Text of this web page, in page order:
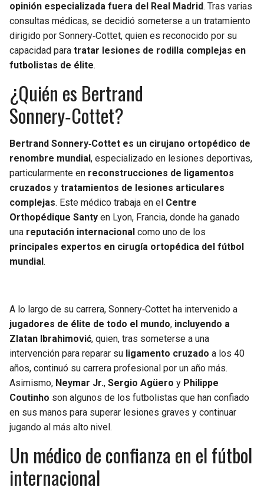
opinión especializada fuera del Real Madrid. Tras varias
consultas médicas, se decidió someterse a un tratamiento
dirigido por Sonnery‑Cottet, quien es reconocido por su
capacidad para tratar lesiones de rodilla complejas en
futbolistas de élite.
¿Quién es Bertrand
Sonnery‑Cottet?
Bertrand Sonnery‑Cottet es un cirujano ortopédico de
renombre mundial , especializado en lesiones deportivas,
particularmente en reconstrucciones de ligamentos
cruzados y tratamientos de lesiones articulares
complejas. Este médico trabaja en el Centre
Orthopédique Santy en Lyon, Francia, donde ha ganado
una reputación internacional como uno de los
principales expertos en cirugía ortopédica del fútbol
mundial .
A lo largo de su carrera, Sonnery‑Cottet ha intervenido a
jugadores de élite de todo el mundo, incluyendo a
Zlatan Ibrahimović, quien, tras someterse a una
intervención para reparar su ligamento cruzado a los 40
años, continuó su carrera profesional por un año más.
Asimismo, Neymar Jr., Sergio Agüero y Philippe
Coutinho son algunos de los futbolistas que han confiado
en sus manos para superar lesiones graves y continuar
jugando al más alto nivel.
Un médico de confianza en el fútbol
internacional